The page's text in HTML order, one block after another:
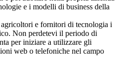
e i modelli di business della
e fornitori di tecnologia i
Non perdetevi il periodo di
per iniziare a utilizzare gli
web o telefoniche nel campo